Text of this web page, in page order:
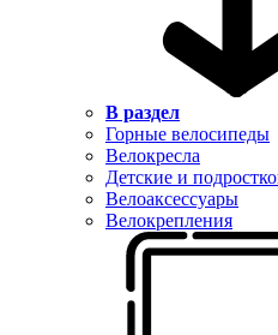
В раздел
Горные велосипеды
Велокресла
Детские и
Велоаксессуары
Велокрепления